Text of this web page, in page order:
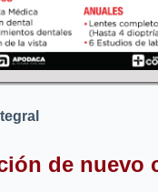
de nuevo